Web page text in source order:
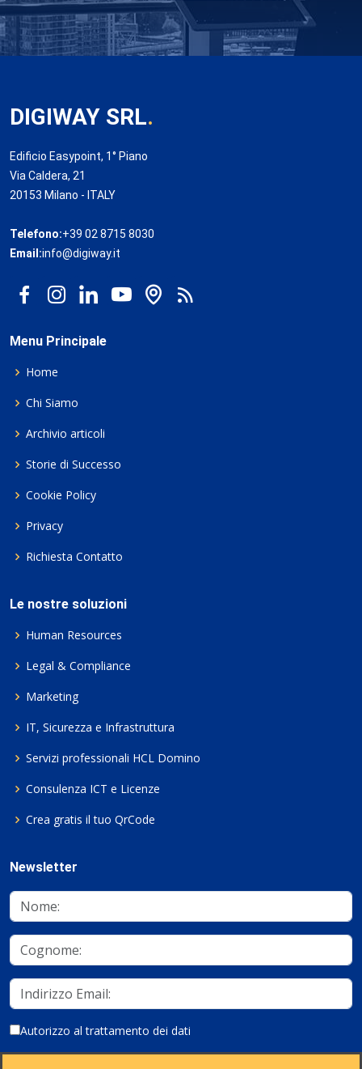
DIGIWAY SRL.
Edificio Easypoint, 1° Piano
Via Caldera, 21
20153 Milano - ITALY
Telefono:+39 02 8715 8030
Email:info@digiway.it
Menu Principale
Home
Chi Siamo
Archivio articoli
Storie di Successo
Cookie Policy
Privacy
Richiesta Contatto
Le nostre soluzioni
Human Resources
Legal & Compliance
Marketing
IT, Sicurezza e Infrastruttura
Servizi professionali HCL Domino
Consulenza ICT e Licenze
Crea gratis il tuo QrCode
Newsletter
Autorizzo al trattamento dei dati